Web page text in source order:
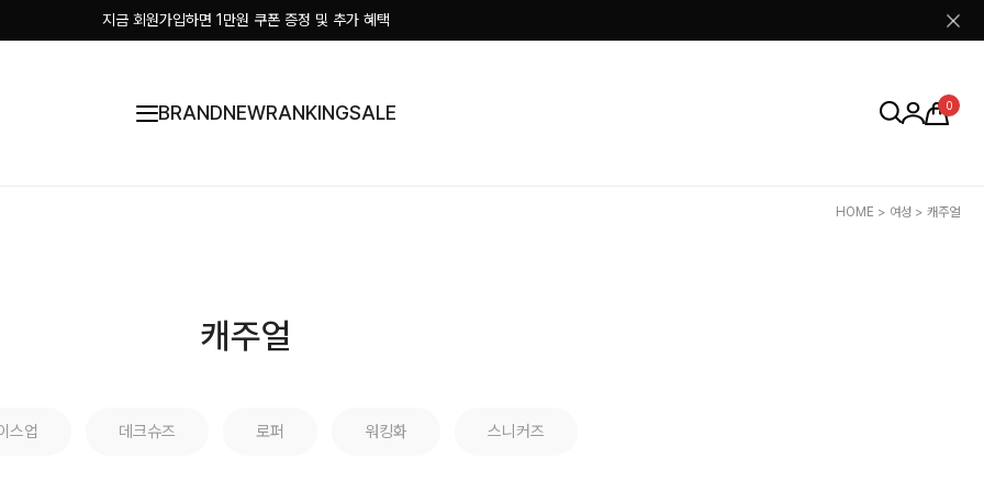
지금 회원가입하면 1만원 쿠폰 증정 및 추가 혜택
BRANDNEWRANKINGSALE 0
HOME > 여성 > 캐주얼
캐주얼
스업 데크슈즈 로퍼 워킹화 스니커즈